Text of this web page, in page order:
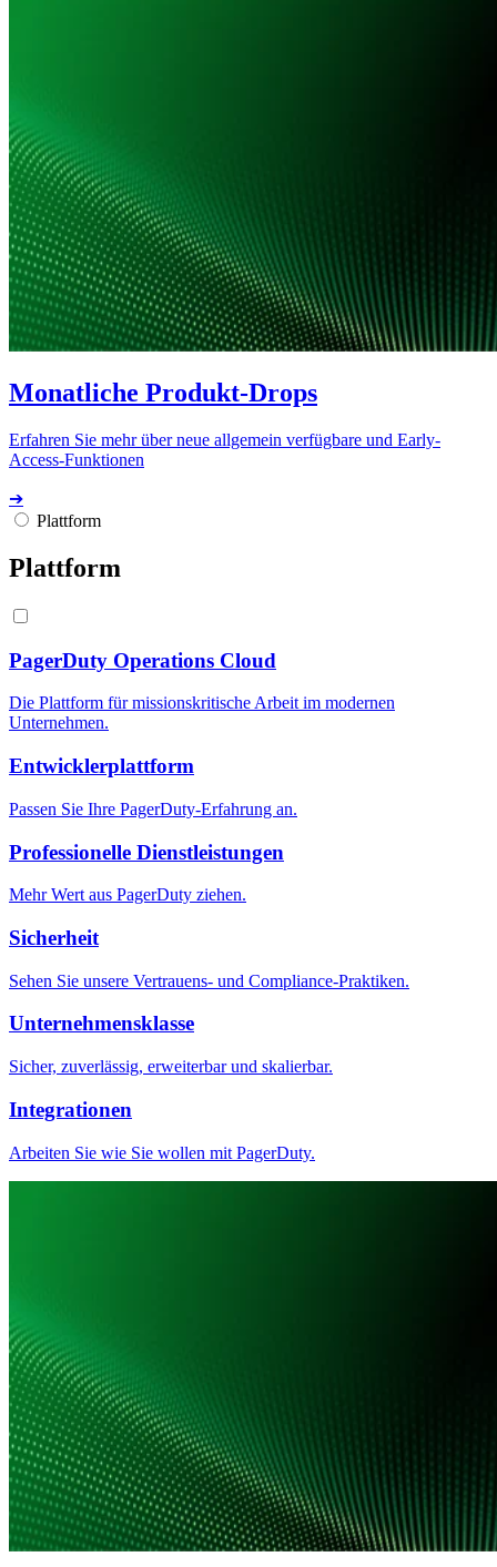
Monatliche Produkt-Drops
Erfahren Sie mehr über neue allgemein verfügbare und Early-
Access-Funktionen
➔
Plattform
Plattform
PagerDuty Operations Cloud
Die Plattform für missionskritische Arbeit im modernen
Unternehmen.
Entwicklerplattform
Passen Sie Ihre PagerDuty-Erfahrung an.
Professionelle Dienstleistungen
Mehr Wert aus PagerDuty ziehen.
Sicherheit
Sehen Sie unsere Vertrauens- und Compliance-Praktiken.
Unternehmensklasse
Sicher, zuverlässig, erweiterbar und skalierbar.
Integrationen
Arbeiten Sie wie Sie wollen mit PagerDuty.